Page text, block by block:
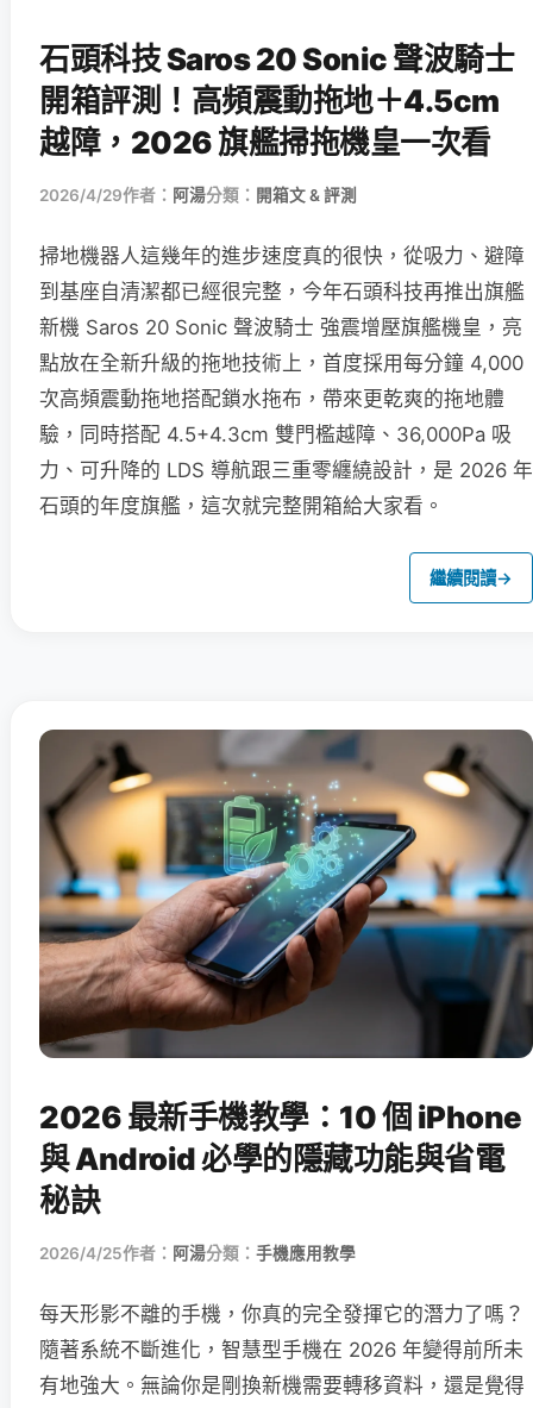
石頭科技 Saros 20 Sonic 聲波騎士
開箱評測！高頻震動拖地＋4.5cm
越障，2026 旗艦掃拖機皇一次看
2026/4/29作者： 阿湯分類： 開箱文 & 評測
掃地機器人這幾年的進步速度真的很快，從吸力、避障
到基座自清潔都已經很完整，今年石頭科技再推出旗艦
新機 Saros 20 Sonic 聲波騎士 強震增壓旗艦機皇，亮
點放在全新升級的拖地技術上，首度採用每分鐘 4,000
次高頻震動拖地搭配鎖水拖布，帶來更乾爽的拖地體
驗，同時搭配 4.5+4.3cm 雙門檻越障、36,000Pa 吸
力、可升降的 LDS 導航跟三重零纏繞設計，是 2026 年
石頭的年度旗艦，這次就完整開箱給大家看。
繼續閱讀→
2026 最新手機教學：10 個 iPhone
與 Android 必學的隱藏功能與省電
秘訣
2026/4/25作者： 阿湯分類： 手機應用教學
每天形影不離的手機，你真的完全發揮它的潛力了嗎？
隨著系統不斷進化，智慧型手機在 2026 年變得前所未
有地強大。無論你是剛換新機需要轉移資料，還是覺得